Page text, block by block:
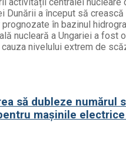
Dunării a început să crească
în bazinul
nucleară a Ungariei a fost
nivelului extrem de
să dubleze numărul
mașinile